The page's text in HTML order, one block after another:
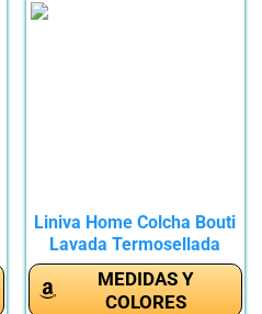
Liniva Home Colcha Bouti
Lavada Termosellada
para...
MEDIDAS Y
COLORES